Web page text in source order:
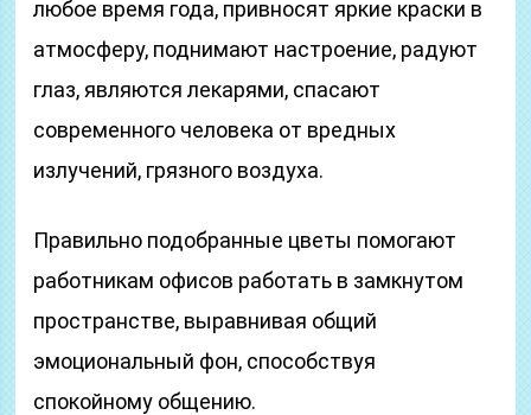
любое время года, привносят яркие краски в
атмосферу, поднимают настроение, радуют
глаз, являются лекарями, спасают
современного человека от вредных
излучений, грязного воздуха.
Правильно подобранные цветы помогают
работникам офисов работать в замкнутом
пространстве, выравнивая общий
эмоциональный фон, способствуя
спокойному общению.